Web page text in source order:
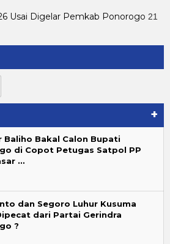
Usai Digelar Pemkab Ponorogo 21
+
Baliho Bakal Calon Bupati
di Copot Petugas Satpol PP
…
dan Segoro Luhur Kusuma
dari Partai Gerindra
?